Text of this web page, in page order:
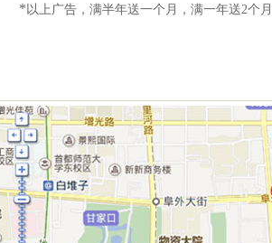
* 以上广告，满半年送一个月，满一年送2个月